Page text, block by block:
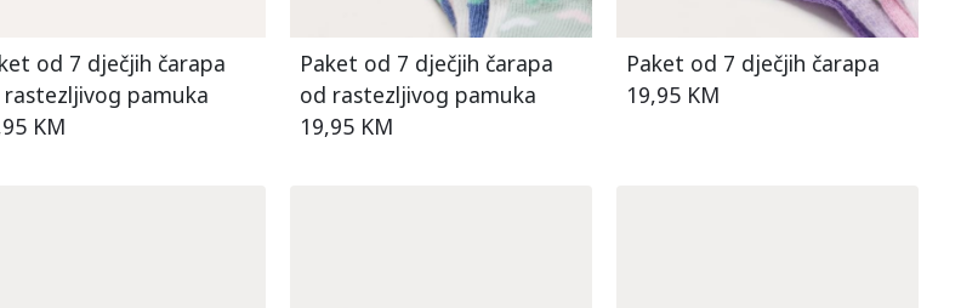
od 7 dječjih čarapa
pamuka
KM
Paket od 7 dječjih čarapa
od rastezljivog pamuka
19,95 KM
Paket od 7 dječjih čarapa
19,95 KM